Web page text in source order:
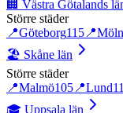
🏢 Västra Götalands
Större städer
📍Göteborg115 📍
🏖️ Skåne län
Större städer
📍Malmö105 📍Lund
🎓 Uppsala län